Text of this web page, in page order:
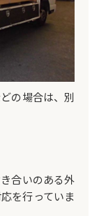
の場合は、別
合いのある外
を行っていま